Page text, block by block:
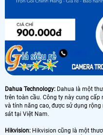
Dahua Technology: Dahua là một
trên toàn cầu. Công ty này cung
và tính năng cao, được sử dụng
sát tại Việt Nam.
Hikvision: Hikvision cũng là một